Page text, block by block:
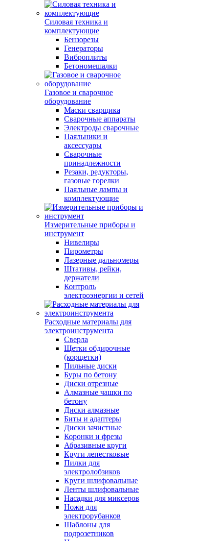
Силовая техника и
комплектующие
Бензорезы
Генераторы
Виброплиты
Бетономешалки
Газовое и сварочное
оборудование
Маски сварщика
Сварочные аппараты
Электроды сварочные
Паяльники и
аксессуары
Сварочные
принадлежности
Резаки, редукторы,
газовые горелки
Паяльные лампы и
комплектующие
Измерительные приборы и
инструмент
Нивелиры
Пирометры
Лазерные дальномеры
Штативы, рейки,
держатели
Контроль
электроэнергии и сетей
Расходные материалы для
электроинструмента
Сверла
Щетки обдирочные
(корщетки)
Пильные диски
Буры по бетону
Диски отрезные
Алмазные чашки по
бетону
Диски алмазные
Биты и адаптеры
Диски зачистные
Коронки и фрезы
Абразивные круги
Круги лепестковые
Пилки для
электролобзиков
Круги шлифовальные
Ленты шлифовальные
Насадки для миксеров
Ножи для
электрорубанков
Шаблоны для
подрозетников